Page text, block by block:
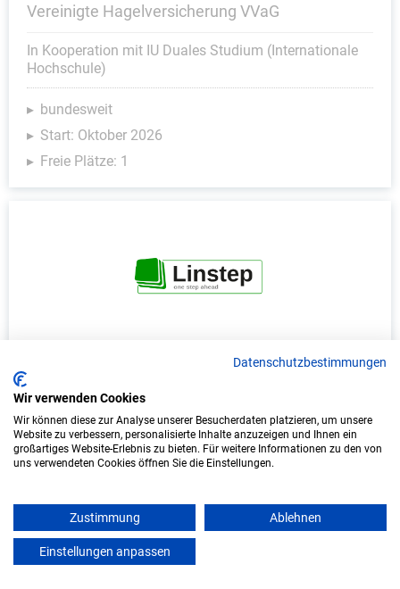
Vereinigte Hagelversicherung VVaG
In Kooperation mit IU Duales Studium (Internationale
Hochschule)
bundesweit
Start: Oktober 2026
Freie Plätze: 1
Duales Studium Informatik (B.Sc.) am
virtuellen Campus - LINSTEP Software GmbH
LINSTEP Software GmbH
In Kooperation mit IU Duales Studium
(Internationale Hochschule)
bundesweit
Start: Oktober 2026
Freie Plätze: 1
Datenschutzbestimmungen
Wir verwenden Cookies
Wir können diese zur Analyse unserer Besucherdaten platzieren, um unsere
Website zu verbessern, personalisierte Inhalte anzuzeigen und Ihnen ein
großartiges Website-Erlebnis zu bieten. Für weitere Informationen zu den von
uns verwendeten Cookies öffnen Sie die Einstellungen.
Zustimmung Ablehnen
Einstellungen anpassen